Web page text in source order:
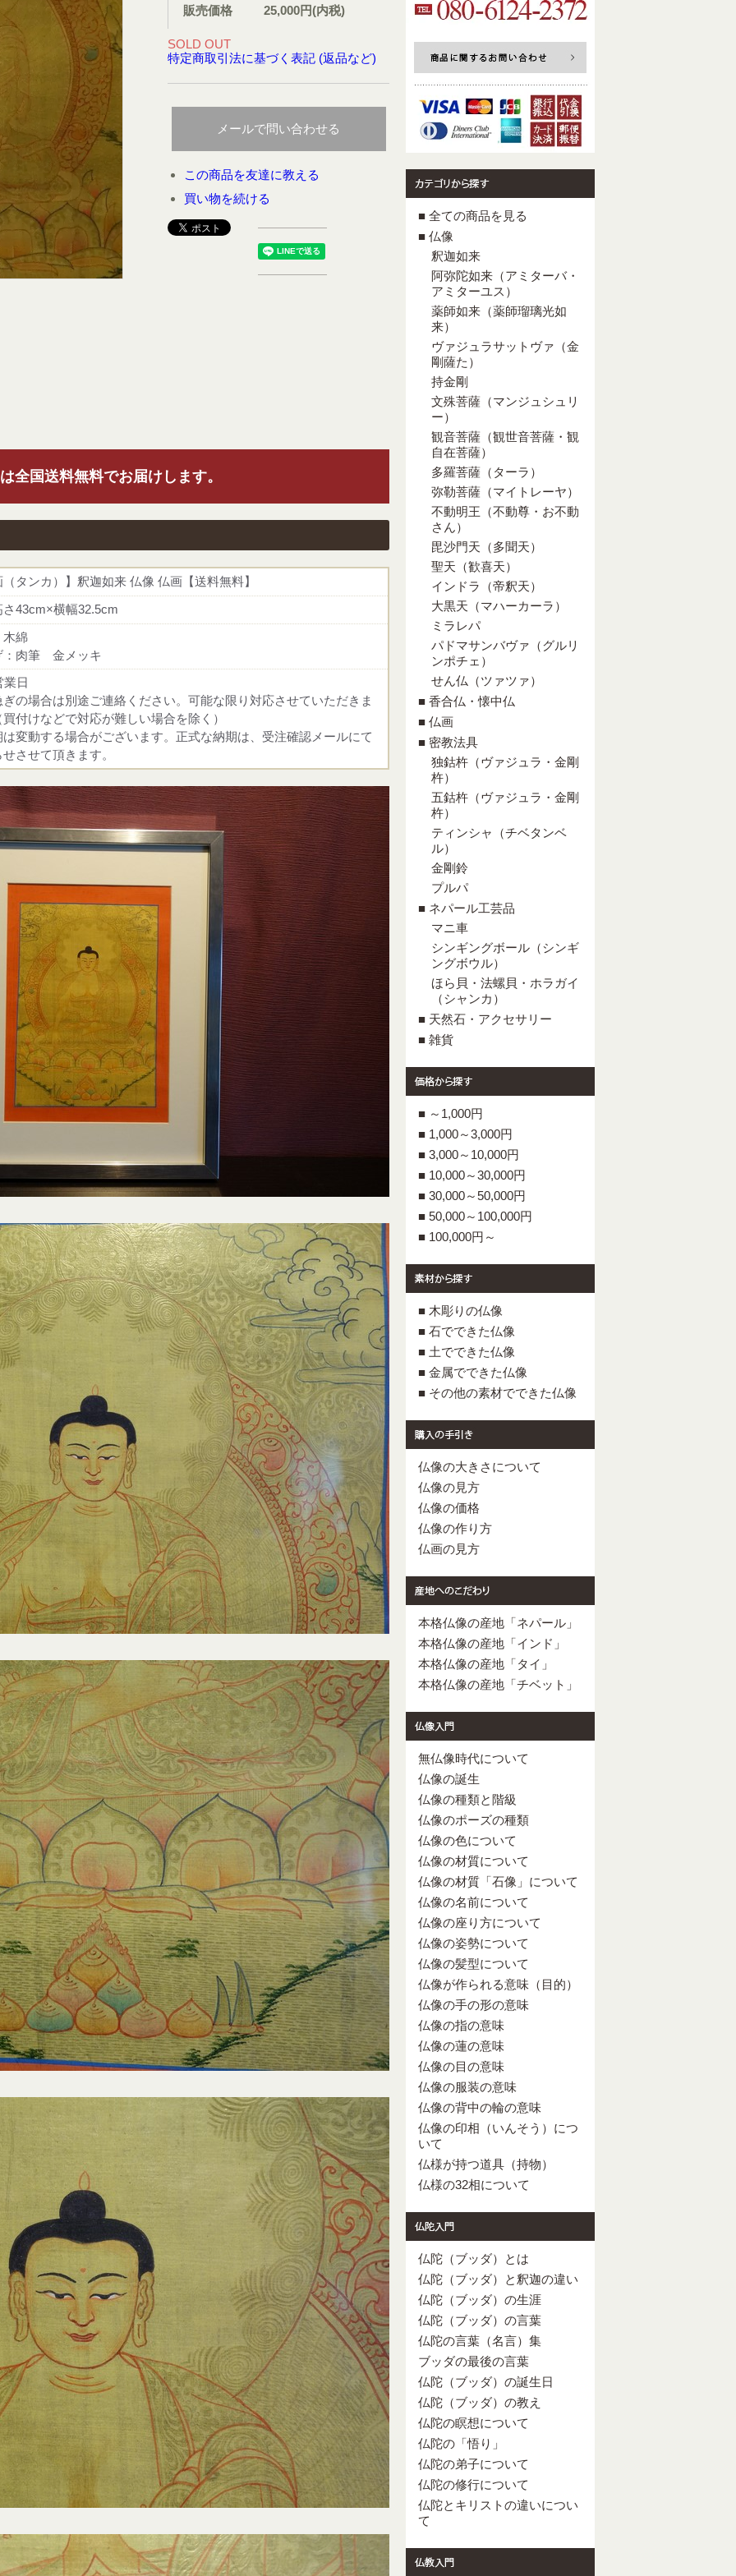
販売価格 25,000円(内税)
SOLD OUT
特定商取引法に基づく表記 (返品など)
メールで問い合わせる
この商品を友達に教える
買い物を続ける
全国送料無料でお届けします。
タンカ）】釈迦如来 仏像 仏画【送料無料】
43cm×横幅32.5cm
木綿
：肉筆 金メッキ
業日
の場合は別途ご連絡ください。可能な限り対応させていただきま
付けなどで対応が難しい場合を除く）
変動する場合がございます。正式な納期は、受注確認メールにて
させて頂きます。
■ 全ての商品を見る
■ 仏像
釈迦如来
阿弥陀如来（アミターバ・
アミターユス）
薬師如来（薬師瑠璃光如
来）
ヴァジュラサットヴァ（金
剛薩た）
持金剛
文殊菩薩（マンジュシュリ
ー）
観音菩薩（観世音菩薩・観
自在菩薩）
多羅菩薩（ターラ）
弥勒菩薩（マイトレーヤ）
不動明王（不動尊・お不動
さん）
毘沙門天（多聞天）
聖天（歓喜天）
インドラ（帝釈天）
大黒天（マハーカーラ）
ミラレパ
パドマサンバヴァ（グルリ
ンポチェ）
せん仏（ツァツァ）
■ 香合仏・懐中仏
■ 仏画
■ 密教法具
独鈷杵（ヴァジュラ・金剛
杵）
五鈷杵（ヴァジュラ・金剛
杵）
ティンシャ（チベタンベ
ル）
金剛鈴
プルパ
■ ネパール工芸品
マニ車
シンギングボール（シンギ
ングボウル）
ほら貝・法螺貝・ホラガイ
（シャンカ）
■ 天然石・アクセサリー
■ 雑貨
■ ～1,000円
■ 1,000～3,000円
■ 3,000～10,000円
■ 10,000～30,000円
■ 30,000～50,000円
■ 50,000～100,000円
■ 100,000円～
■ 木彫りの仏像
■ 石でできた仏像
■ 土でできた仏像
■ 金属でできた仏像
■ その他の素材でできた仏像
仏像の大きさについて
仏像の見方
仏像の価格
仏像の作り方
仏画の見方
本格仏像の産地「ネパール」
本格仏像の産地「インド」
本格仏像の産地「タイ」
本格仏像の産地「チベット」
無仏像時代について
仏像の誕生
仏像の種類と階級
仏像のポーズの種類
仏像の色について
仏像の材質について
仏像の材質「石像」について
仏像の名前について
仏像の座り方について
仏像の姿勢について
仏像の髪型について
仏像が作られる意味（目的）
仏像の手の形の意味
仏像の指の意味
仏像の蓮の意味
仏像の目の意味
仏像の服装の意味
仏像の背中の輪の意味
仏像の印相（いんそう）につ
いて
仏様が持つ道具（持物）
仏様の32相について
仏陀（ブッダ）とは
仏陀（ブッダ）と釈迦の違い
仏陀（ブッダ）の生涯
仏陀（ブッダ）の言葉
仏陀の言葉（名言）集
ブッダの最後の言葉
仏陀（ブッダ）の誕生日
仏陀（ブッダ）の教え
仏陀の瞑想について
仏陀の「悟り」
仏陀の弟子について
仏陀の修行について
仏陀とキリストの違いについ
て